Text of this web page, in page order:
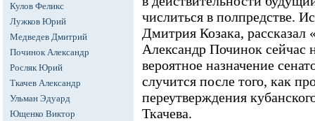
Кулов Феликс
Лужков Юрий
Медведев Дмитрий
Починок Александр
Росляк Юрий
Ткачев Александр
Ульман Эдуард
Ющенко Виктор
числиться в полпредстве.
Дмитрия Козака, рассказал
Александр Починок сейчас
вероятное назначение
случится после того, как
переутверждения
Ткачева.